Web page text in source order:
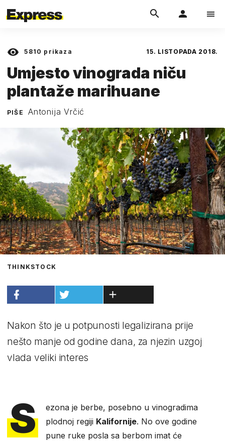
5810 prikaza 15. LISTOPADA 2018.
Umjesto vinograda niču
plantaže marihuane
PIŠE Antonija Vrčić
THINKSTOCK
Nakon što je u potpunosti legalizirana prije
nešto manje od godine dana, za njezin uzgoj
vlada veliki interes
S
ezona je berbe, posebno u vinogradima
plodnoj regiji Kalifornije. No ove godine
pune ruke posla sa berbom imat će